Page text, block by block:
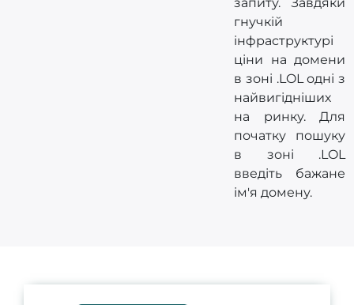
запиту. Завдяки
гнучкій
інфраструктурі
ціни на домени
в зоні .LOL одні з
найвигідніших
на ринку. Для
початку пошуку
в зоні .LOL
введіть бажане
ім'я домену.